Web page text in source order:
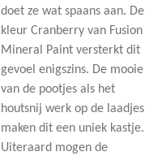
doet ze wat spaans aan. De
kleur Cranberry van Fusion
Mineral Paint versterkt dit
gevoel enigszins. De mooie
van de pootjes als het
houtsnij werk op de laadjes
maken dit een uniek kastje.
Uiteraard mogen de